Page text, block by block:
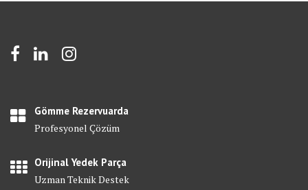
Gömme Rezervuarda
Profesyonel Çözüm
Orijinal Yedek Parça
Uzman Teknik Destek